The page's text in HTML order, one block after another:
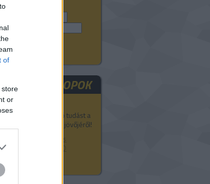
of
store
or
WORSKHOPOK
a 3D Akadémia
és szerezz átfogó tudást a
jelenéről és jövőjéről!
modellezés és
tanfolyamok a 3D